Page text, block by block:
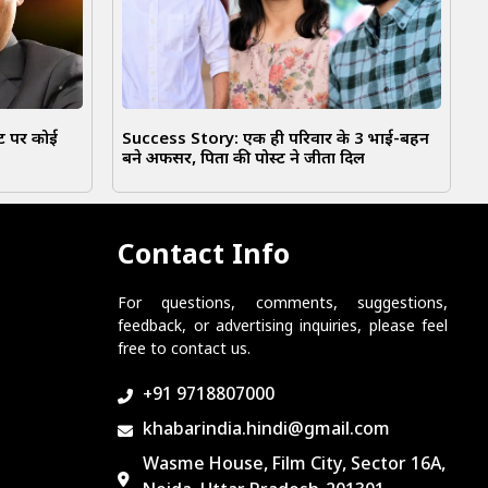
पर कोई
Success Story: एक ही परिवार के 3 भाई-बहन
बने अफसर, पिता की पोस्ट ने जीता दिल
Contact Info
For questions, comments, suggestions,
feedback, or advertising inquiries, please feel
free to contact us.
+91 9718807000
khabarindia.hindi@gmail.com
Wasme House, Film City, Sector 16A,